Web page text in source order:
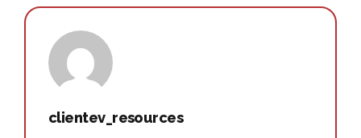
clientev_resources